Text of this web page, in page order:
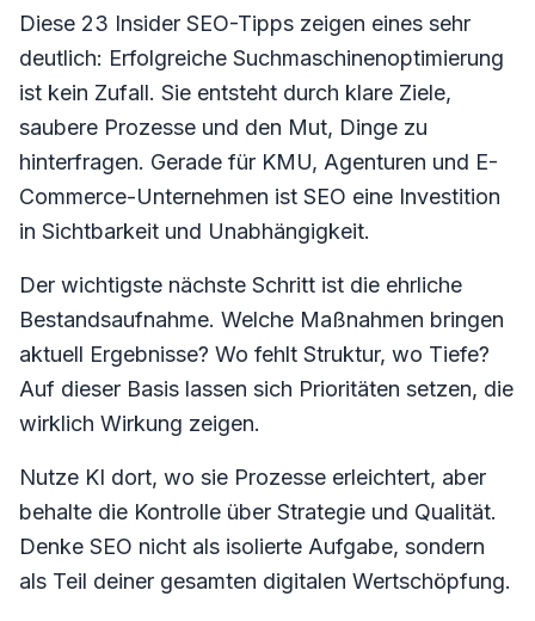
Diese 23 Insider SEO-Tipps zeigen eines sehr
deutlich: Erfolgreiche Suchmaschinenoptimierung
ist kein Zufall. Sie entsteht durch klare Ziele,
saubere Prozesse und den Mut, Dinge zu
hinterfragen. Gerade für KMU, Agenturen und E-
Commerce-Unternehmen ist SEO eine Investition
in Sichtbarkeit und Unabhängigkeit.
Der wichtigste nächste Schritt ist die ehrliche
Bestandsaufnahme. Welche Maßnahmen bringen
aktuell Ergebnisse? Wo fehlt Struktur, wo Tiefe?
Auf dieser Basis lassen sich Prioritäten setzen, die
wirklich Wirkung zeigen.
Nutze KI dort, wo sie Prozesse erleichtert, aber
behalte die Kontrolle über Strategie und Qualität.
Denke SEO nicht als isolierte Aufgabe, sondern
als Teil deiner gesamten digitalen Wertschöpfung.